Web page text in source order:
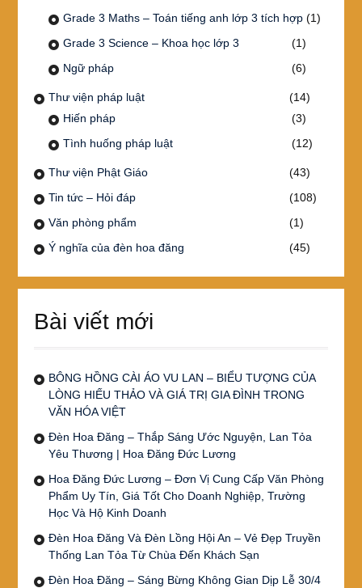
Grade 3 Maths – Toán tiếng anh lớp 3 tích hợp(1)
Grade 3 Science – Khoa học lớp 3
(1)
Ngữ pháp
(6)
Thư viện pháp luật
(14)
Hiến pháp
(3)
Tình huống pháp luật
(12)
Thư viện Phật Giáo
(43)
Tin tức – Hỏi đáp
(108)
Văn phòng phẩm
(1)
Ý nghĩa của đèn hoa đăng
(45)
Bài viết mới
BÔNG HỒNG CÀI ÁO VU LAN – BIỂU TƯỢNG CỦA
LÒNG HIẾU THẢO VÀ GIÁ TRỊ GIA ĐÌNH TRONG
VĂN HÓA VIỆT
Đèn Hoa Đăng – Thắp Sáng Ước Nguyện, Lan Tỏa
Yêu Thương | Hoa Đăng Đức Lương
Hoa Đăng Đức Lương – Đơn Vị Cung Cấp Văn Phòng
Phẩm Uy Tín, Giá Tốt Cho Doanh Nghiệp, Trường
Học Và Hộ Kinh Doanh
Đèn Hoa Đăng Và Đèn Lồng Hội An – Vẻ Đẹp Truyền
Thống Lan Tỏa Từ Chùa Đến Khách Sạn
Đèn Hoa Đăng – Sáng Bừng Không Gian Dịp Lễ 30/4